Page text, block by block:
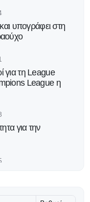
υπογράφει στη
για τη League
League η
για την